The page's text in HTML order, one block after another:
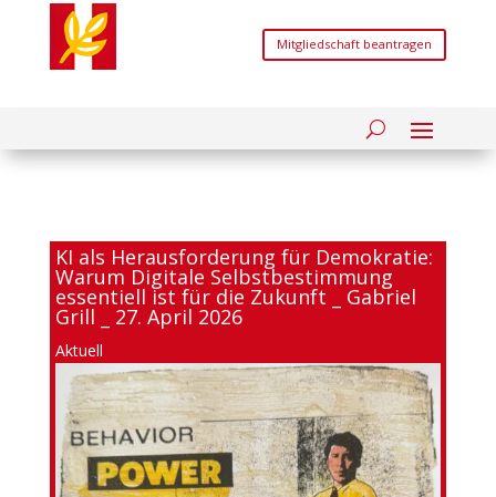
Mitgliedschaft beantragen
KI als Herausforderung für Demokratie:
Warum Digitale Selbstbestimmung
essentiell ist für die Zukunft _ Gabriel
Grill _ 27. April 2026
Aktuell